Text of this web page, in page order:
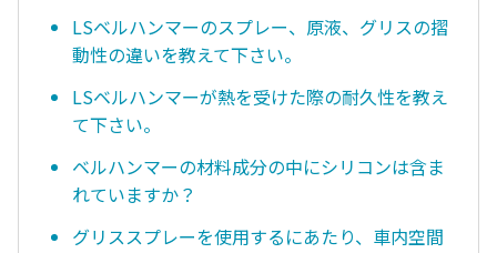
LSベルハンマーのスプレー、原液、グリスの摺
動性の違いを教えて下さい。
LSベルハンマーが熱を受けた際の耐久性を教え
て下さい。
ベルハンマーの材料成分の中にシリコンは含ま
れていますか？
グリススプレーを使用するにあたり、車内空間